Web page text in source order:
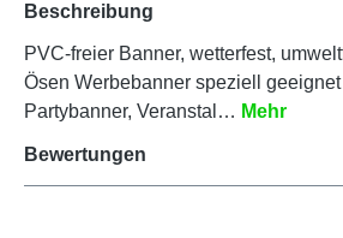
Beschreibung
PVC-freier Banner, wetterfest,
Ösen Werbebanner speziell
Partybanner, Veranstal… Mehr
Bewertungen